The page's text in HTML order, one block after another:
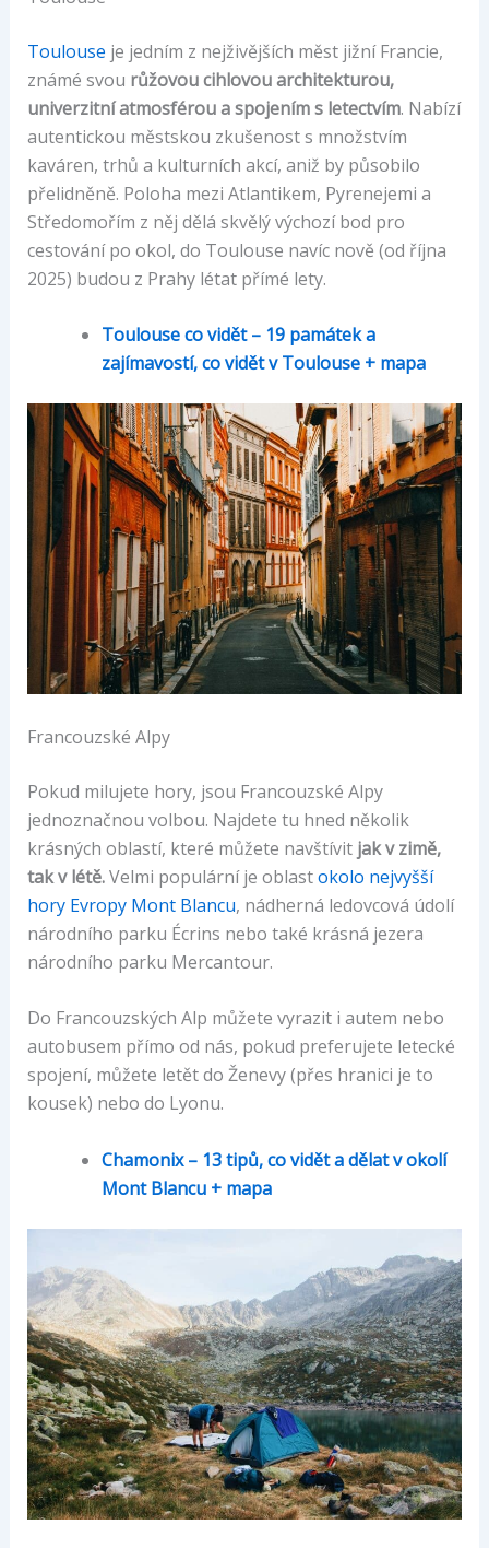
Toulouse je jedním z nejživějších měst jižní Francie,
známé svou růžovou cihlovou architekturou,
univerzitní atmosférou a spojením s letectvím. Nabízí
autentickou městskou zkušenost s množstvím
kaváren, trhů a kulturních akcí, aniž by působilo
přelidněně. Poloha mezi Atlantikem, Pyrenejemi a
Středomořím z něj dělá skvělý výchozí bod pro
cestování po okol, do Toulouse navíc nově (od října
2025) budou z Prahy létat přímé lety.
Toulouse co vidět – 19 památek a
zajímavostí, co vidět v Toulouse + mapa
Francouzské Alpy
Pokud milujete hory, jsou Francouzské Alpy
jednoznačnou volbou. Najdete tu hned několik
krásných oblastí, které můžete navštívit jak v zimě,
tak v létě.Velmi populární je oblastokolo nejvyšší
hory Evropy Mont Blancu, nádherná ledovcová údolí
národního parku Écrins nebo také krásná jezera
národního parku Mercantour.
Do Francouzských Alp můžete vyrazit i autem nebo
autobusem přímo od nás, pokud preferujete letecké
spojení, můžete letět do Ženevy (přes hranici je to
kousek) nebo do Lyonu.
Chamonix – 13 tipů, co vidět a dělat v okolí
Mont Blancu + mapa